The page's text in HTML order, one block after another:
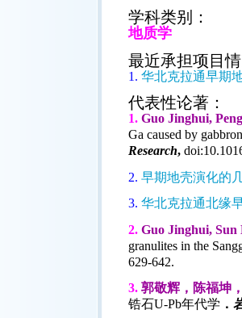
学科类别：
地质学
最近承担项目
1. 华北克拉通早期
代表性论著：
1. Guo Jinghui,
Ga caused by
Research,
2. 早期地壳演化的
3. 华北克拉通北缘
2. Guo Jinghui,
granulites in the
629-642.
3. 郭敬辉，陈福坤
锆石U-Pb年代学 ．